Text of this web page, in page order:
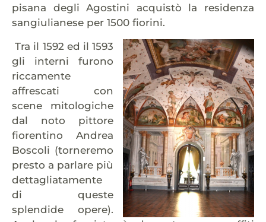
pisana degli Agostini acquistò la residenza
sangiulianese per 1500 fiorini.
Tra il 1592 ed il 1593
gli interni furono
riccamente
affrescati con
scene mitologiche
dal noto pittore
fiorentino Andrea
Boscoli (torneremo
presto a parlare più
dettagliatamente
di queste
splendide opere).